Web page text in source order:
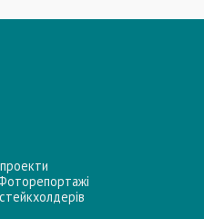
ВАКЦИНАЦІЯ
УЗБЕРЕЖЖЯ